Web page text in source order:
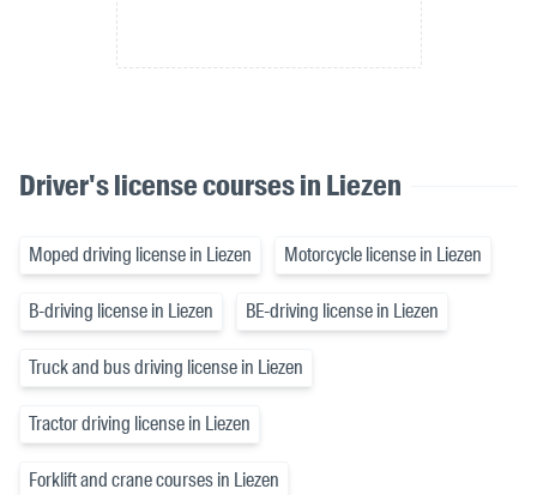
Driver's license courses in Liezen
Moped driving license in Liezen Motorcycle license in Liezen
B-driving license in Liezen BE-driving license in Liezen
Truck and bus driving license in Liezen
Tractor driving license in Liezen
Forklift and crane courses in Liezen